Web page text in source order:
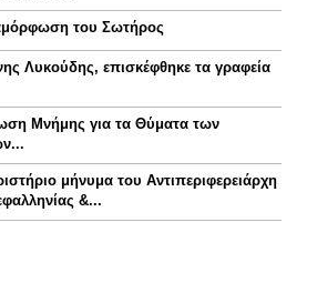
του Σωτήρος
Λυκούδης, επισκέφθηκε τα γραφεία
Μνήμης για τα Θύματα των
μήνυμα του Αντιπεριφερειάρχη
&...